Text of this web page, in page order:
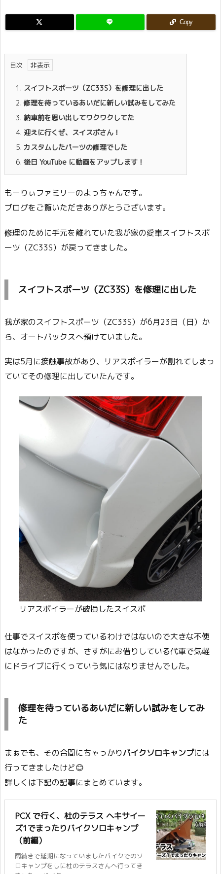
Copy
目次
1. スイフトスポーツ（ZC33S）を修理に出した
2. 修理を待っているあいだに新しい試みをしてみた
3. 納車前を思い出してワクワクしてた
4. 迎えに行くぜ、スイスポさん！
5. カスタムしたパーツの修理でした
6. 後日 YouTube に動画をアップします！
もーりぃファミリーのよっちゃんです。
ブログをご覧いただきありがとうございます。
修理のために手元を離れていた我が家の愛車スイフトスポ
ーツ（ZC33S）が戻ってきました。
スイフトスポーツ（ZC33S）を修理に出した
我が家のスイフトスポーツ（ZC33S）が6月23日（日）か
ら、オートバックスへ預けていました。
実は5月に接触事故があり、リアスポイラーが割れてしまっ
ていてその修理に出していたんです。
リアスポイラーが破損したスイスポ
仕事でスイスポを使っているわけではないので大きな不便
はなかったのですが、さすがにお借りしている代車で気軽
にドライブに行くっていう気にはなりませんでした。
修理を待っているあいだに新しい試みをしてみ
た
まぁでも、その合間にちゃっかりバイクソロキャンプには
行ってきましたけど😊
詳しくは下記の記事にまとめています。
PCX で行く、杜のテラス ヘキサイー
ズ1でまったりバイクソロキャンプ
（前編）
雨続きで延期になっていましたバイクでのソ
ロキャンプをしに杜のテラスさんへ行ってき